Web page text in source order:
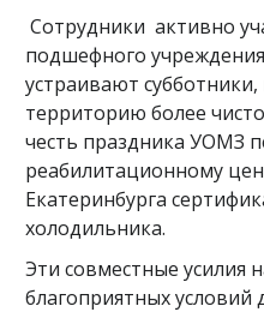
Сотрудники активно
подшефного
устраивают
территорию более
честь праздника УОМЗ
реабилитационному
Екатеринбурга
холодильника.
Эти совместные усилия
благоприятных условий